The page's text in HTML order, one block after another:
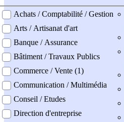
professionel
Achats / Comptabilité / Gestion
Arts / Artisanat d'art
Banque / Assurance
Bâtiment / Travaux Publics
Commerce / Vente (1)
Communication / Multimédia
Conseil / Etudes
Direction d'entreprise